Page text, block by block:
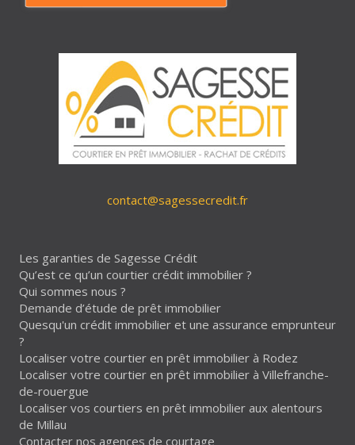
contact@sagessecredit.fr
Les garanties de Sagesse Crédit
Qu’est ce qu’un courtier crédit immobilier ?
Qui sommes nous ?
Demande d’étude de prêt immobilier
Quesqu'un crédit immobilier et une assurance emprunteur
?
Localiser votre courtier en prêt immobilier à Rodez
Localiser votre courtier en prêt immobilier à Villefranche-
de-rouergue
Localiser vos courtiers en prêt immobilier aux alentours
de Millau
Contacter nos agences de courtage